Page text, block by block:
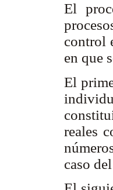
El
control
en que
El
reales
caso